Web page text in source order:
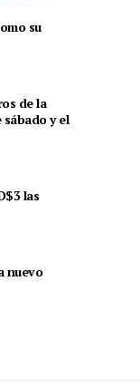
su
de la
y el
las
nuevo